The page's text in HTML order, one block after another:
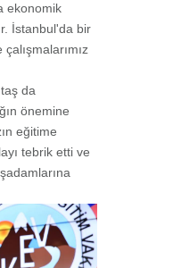
ekonomik
İstanbul'da bir
da
önemine
eğitime
tebrik etti ve